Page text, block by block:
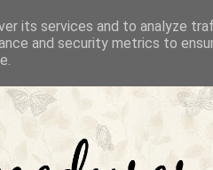
its services and to analyze
and security metrics to